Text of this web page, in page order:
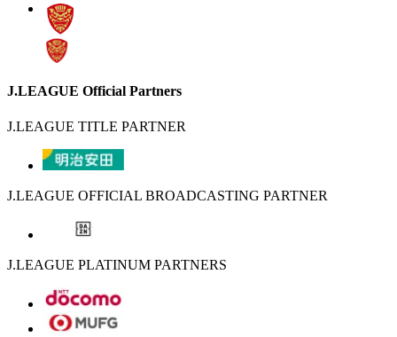
J.LEAGUE Official Partners
J.LEAGUE TITLE PARTNER
J.LEAGUE OFFICIAL BROADCASTING PARTNER
J.LEAGUE PLATINUM PARTNERS